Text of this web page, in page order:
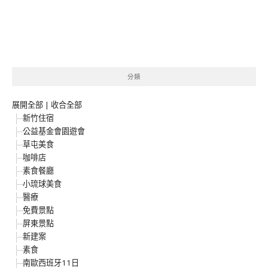
分類
展開全部 | 收合全部
新竹住宿
公益基金會園遊會
草屯美食
咖啡店
素食餐廳
小琉球美食
醫療
免費景點
屏東景點
新建案
素食
南歐西班牙11日